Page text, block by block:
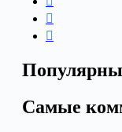
Самые